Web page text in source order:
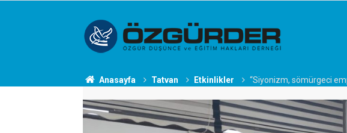
Anasayfa Tatvan Etkinlikler “Siyonizm, sömürgeci